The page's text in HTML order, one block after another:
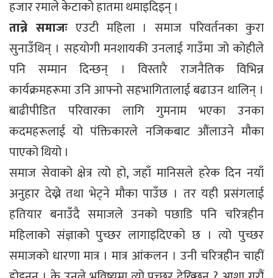
हजार रमाले केटाको हातमा थमाइदिइन् ।
तान्ने समाजःएउटी महिला । समाज परिवर्तनका कुरा
सुनाउँथिन् । सहयोगी मनशायकी उनलाई गाउँमा जो कोहीले
पनि सम्मान दिन्छन् । विस्तारै राजनैतिक विभिन्न
कार्यक्रमहरूमा उनि आफ्नो सहभागितालाई बढाउन थालिन् ।
बाढीपीडित परिवारका लागि गुमनाम भएका उनका
कदमहरूलाई यो पंक्तिकारले नजिकबाट औंलाउने मौका
पाएको थियो ।
समाज सेवाको क्षेत्र त्यो हो, जहाँ मानिसले हरेक दिन नयाँ
अनुहार देख्ने तथा भेट्ने मौका पाउँछ । तर यही प्रसंगलाई
हतियार बनाउँदै समाजले उनको पछाडि पनि चरित्रहीन
महिलाको संज्ञाको पुच्छर लागाइदिएको छ । त्यो पुच्छर
समाजको धारणा मात्र । मात्र आंकलन । उनी चरित्रहीन चाहीं